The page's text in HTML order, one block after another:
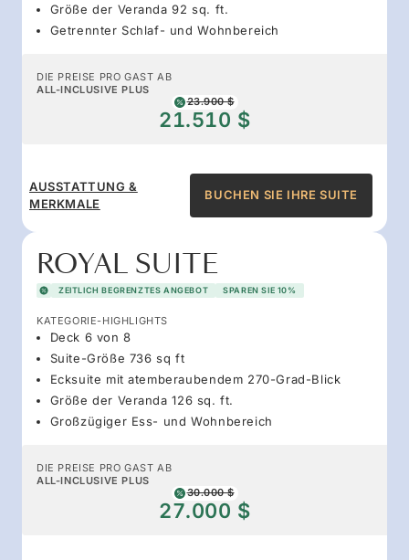
Größe der Veranda 92 sq. ft.
Getrennter Schlaf- und Wohnbereich
DIE PREISE PRO GAST AB
ALL-INCLUSIVE PLUS
23.900 $
21.510 $
AUSSTATTUNG &
MERKMALE
BUCHEN SIE IHRE SUITE
ROYAL SUITE
ZEITLICH BEGRENZTES ANGEBOT SPAREN SIE 10%
KATEGORIE-HIGHLIGHTS
Deck 6 von 8
Suite-Größe 736 sq ft
Ecksuite mit atemberaubendem 270-Grad-Blick
Größe der Veranda 126 sq. ft.
Großzügiger Ess- und Wohnbereich
DIE PREISE PRO GAST AB
ALL-INCLUSIVE PLUS
30.000 $
27.000 $